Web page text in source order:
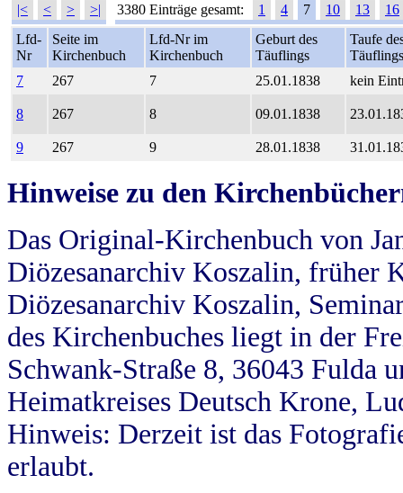
|< < > >| 3380 Einträge gesamt: 1 4 7 10 13
16
Lfd-
Nr
Seite im
Kirchenbuch
Lfd-Nr im
Kirchenbuch
Geburt des
Täuflings
Taufe
Täuflings
7
267 7 25.01.1838 kein
8 267 8 09.01.1838
9 267 9 28.01.1838
Hinweise zu den
Das Original-Kirchenbuch von
Diözesanarchiv Koszalin, früher
Diözesanarchiv Koszalin,
des Kirchenbuches liegt in der
Schwank-Straße 8, 36043 Fulda
Heimatkreises Deutsch Krone,
Hinweis: Derzeit ist das
erlaubt.